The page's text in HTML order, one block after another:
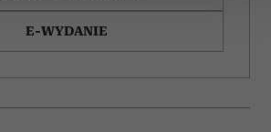
swoją zgodę w dowolnej chwili.
cookie do spersonalizowania treści
funkcje społecznościowe i
E-WYDANIE